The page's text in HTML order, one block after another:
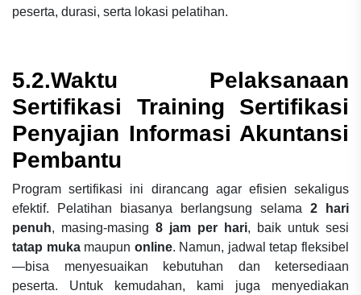
peserta, durasi, serta lokasi pelatihan.
5.2.Waktu Pelaksanaan
Sertifikasi Training Sertifikasi
Penyajian Informasi Akuntansi
Pembantu
Program sertifikasi ini dirancang agar efisien sekaligus
efektif. Pelatihan biasanya berlangsung selama 2 hari
penuh, masing-masing 8 jam per hari, baik untuk sesi
tatap mukamaupun online. Namun, jadwal tetap fleksibel
—bisa menyesuaikan kebutuhan dan ketersediaan
peserta. Untuk kemudahan, kami juga menyediakan